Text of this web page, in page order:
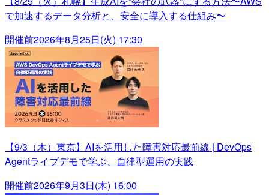
で加速するデータ分析と、安全に導入する仕組み〜
開催前2026年8月25日(火) 17:30
【9/3（木）東京】AIを活用した障害対応最前線 | DevOps
Agentライブデモで学ぶ、自律型運用の実践
開催前2026年9月3日(木) 16:00